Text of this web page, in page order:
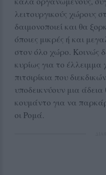
λειτουργικούς χώρους
δαιμονοποιεί και θα
όποιες μικρές ή και
στον όλο χώρο. Κοινώς
κυρίως για το
πιτσιρίκια που
υποδεικνύουν μια
κουμάντο για να
οι Ρομά.